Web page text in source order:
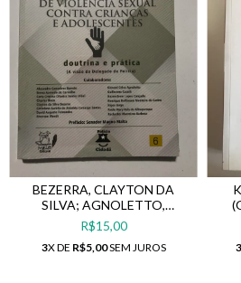
BEZERRA, CLAYTON DA
SILVA; AGNOLETTO,
GIOVANI C. (ORG.).
PEDOFILIA: REPRESSÃO AOS
CRIMES DE VIOLÊNCIA
R$15,00
3X DE R$5,00SEM JUROS 3